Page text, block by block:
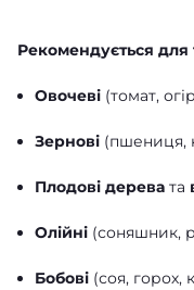
Рекомендується для
Овочеві (томат,
Зернові (пшениця,
Плодові дерева та
Олійні (соняшник,
Бобові (соя, горох,